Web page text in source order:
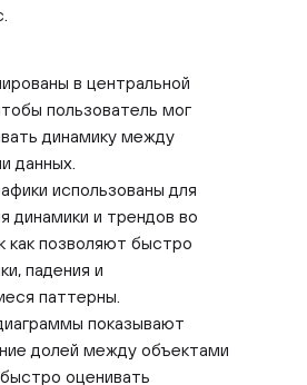
в центральной
пользователь мог
динамику между
данных.
использованы для
динамики и трендов во
как позволяют быстро
падения и
паттерны.
показывают
долей между объектами
оценивать